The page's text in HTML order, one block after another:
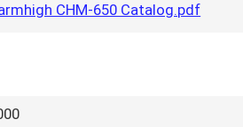
CHM-650 Catalog.pdf